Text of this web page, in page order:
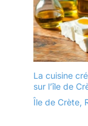
La cuisine
sur l’île de
Île de Crète,